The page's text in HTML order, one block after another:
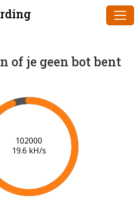
of je geen bot bent
102000
19.6 kH/s